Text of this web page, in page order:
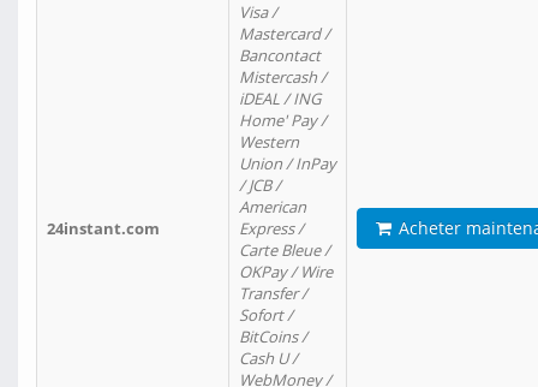
24instant.com
Visa /
Mastercard /
Bancontact
Mistercash /
iDEAL / ING
Home' Pay /
Western
Union / InPay
/ JCB /
American
Express /
Carte Bleue /
OKPay / Wire
Transfer /
Sofort /
BitCoins /
Cash U /
WebMoney /
Acheter